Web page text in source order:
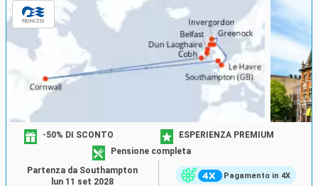
Pagamento in 4X
-50% DI SCONTO
ESPERIENZA PREMIUM
Pensione completa
Partenza da Southampton
lun 11 set 2028